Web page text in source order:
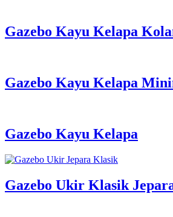
Gazebo Kayu Kelapa
Gazebo Kayu Kelapa
Gazebo Kayu Kelapa
Gazebo Ukir Klasik